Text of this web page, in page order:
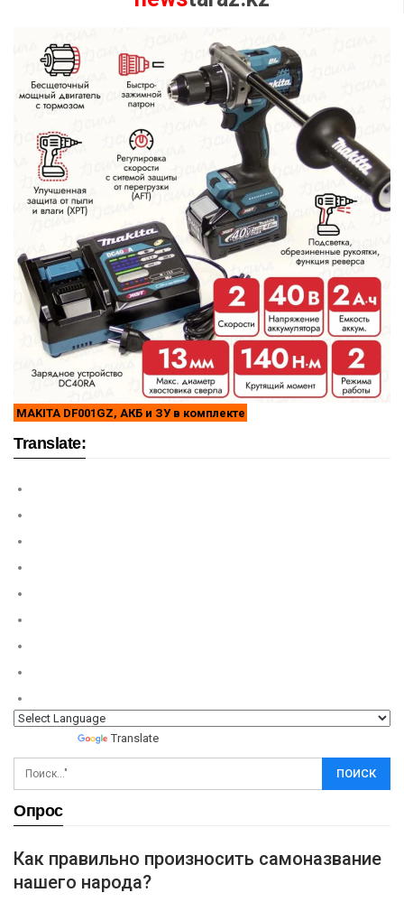
MAKITA DF001GZ, АКБ и ЗУ в комплекте
Translate:
Translate
Опрос
Как правильно произносить самоназвание
нашего народа?